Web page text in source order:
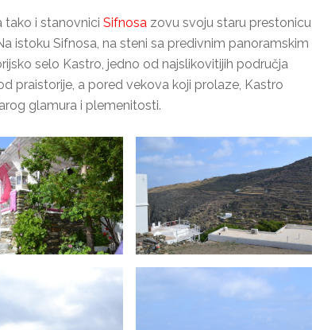
tako i stanovnici Sifnosa zovu svoju staru prestonicu
istoku Sifnosa, na steni sa predivnim panoramskim
selo Kastro, jedno od najslikovitijih područja
praistorije, a pored vekova koji prolaze, Kastro
glamura i plemenitosti.